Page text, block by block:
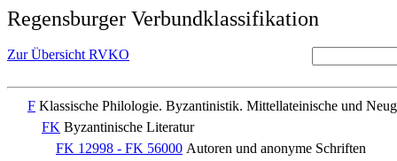
Regensburger Verbundklassifikation
Zur Übersicht RVKO
F Klassische Philologie. Byzantinistik. Mittellateinische und
FK Byzantinische Literatur
FK 12998 - FK 56000 Autoren und anonyme Schriften